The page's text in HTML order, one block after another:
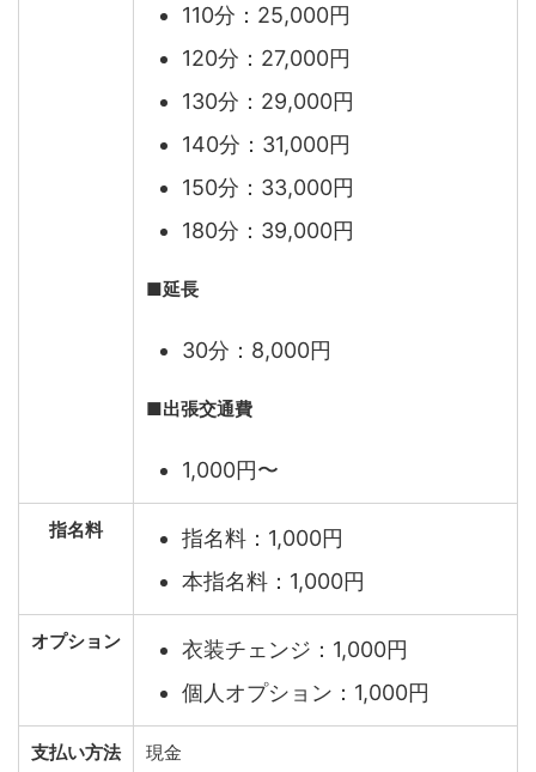
110分：25,000円
120分：27,000円
130分：29,000円
140分：31,000円
150分：33,000円
180分：39,000円
■延長
30分：8,000円
■出張交通費
1,000円〜
指名料
指名料：1,000円
本指名料：1,000円
オプション
衣装チェンジ：1,000円
個人オプション：1,000円
支払い方法 現金